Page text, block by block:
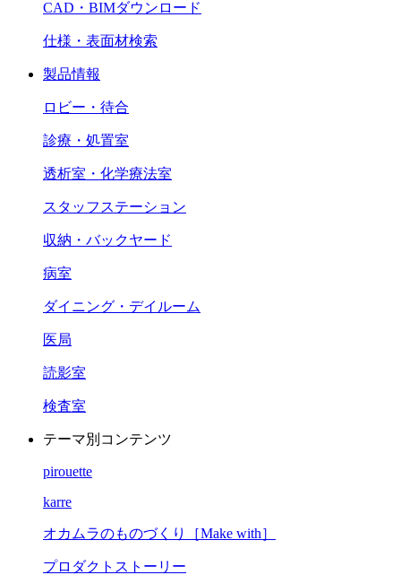
CAD・BIMダウンロード
仕様・表面材検索
製品情報
ロビー・待合
診療・処置室
透析室・化学療法室
スタッフステーション
収納・バックヤード
病室
ダイニング・デイルーム
医局
読影室
検査室
テーマ別コンテンツ
pirouette
karre
オカムラのものづくり［Make with］
プロダクトストーリー